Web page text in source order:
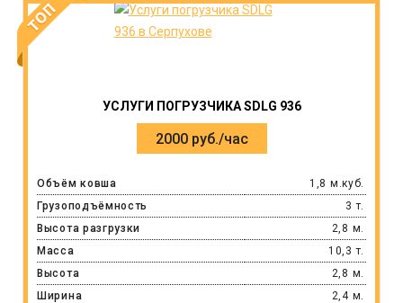
УСЛУГИ ПОГРУЗЧИКА SDLG 936
2000 руб./час
Объём ковша
1,8 м.куб.
Грузоподъёмность
3 т.
Высота разгрузки
2,8 м.
Масса
10,3 т.
Высота
2,8 м.
Ширина
2,4 м.